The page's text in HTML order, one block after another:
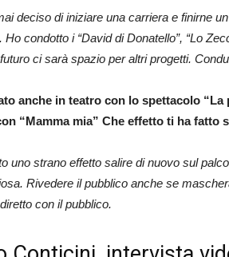
deciso di iniziare una carriera e finirne
Ho condotto i “David di Donatello”, “Lo
ci sarà spazio per altri progetti.
anche in teatro con lo spettacolo
“Mamma mia” Che effetto ti ha
uno strano effetto salire di nuovo sul
Rivedere il pubblico anche se
con il pubblico.